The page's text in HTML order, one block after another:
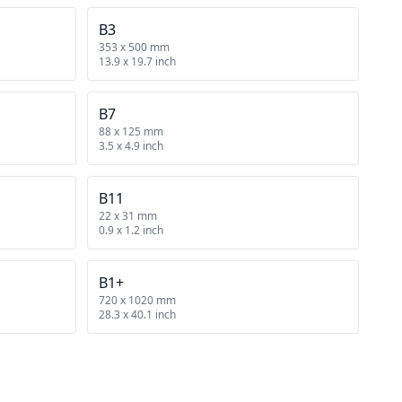
B3
353 x 500 mm
13.9 x 19.7 inch
B7
88 x 125 mm
3.5 x 4.9 inch
B11
22 x 31 mm
0.9 x 1.2 inch
B1+
720 x 1020 mm
28.3 x 40.1 inch